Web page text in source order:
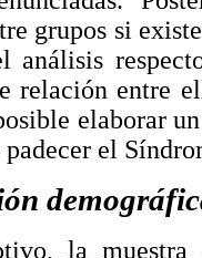
grupos si
análisis
relación entre
elaborar
el
la muestra